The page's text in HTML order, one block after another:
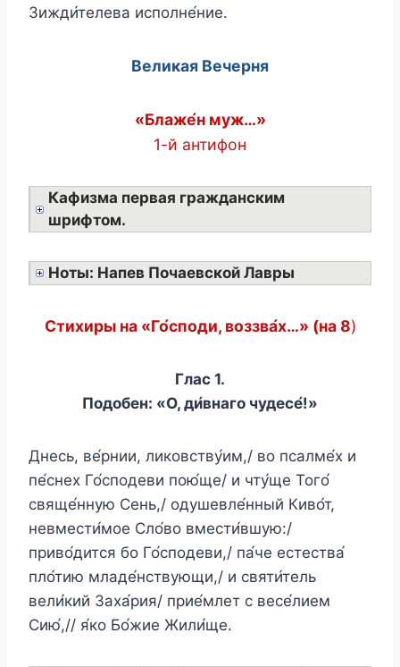
Зижди́телева исполне́ние.
Великая Вечерня
«Блаже́н муж…»
1-й антифон
Кафизма первая гражданским
шрифтом.
Ноты: Напев Почаевской Лавры
Стихиры на «Го́споди, воззва́х…» (на 8)
Глас 1.
Подобен: «О, ди́внаго чудесе́!»
Днесь, ве́рнии, ликовству́им,/ во псалме́х и
пе́снех Го́сподеви пою́ще/ и чту́ще Того́
свяще́нную Сень,/ одушевле́нный Киво́т,
невмести́мое Сло́во вмести́вшую:/
приво́дится бо Го́сподеви,/ па́че естества́
пло́тию младе́нствующи,/ и святи́тель
вели́кий Заха́рия/ прие́млет с весе́лием
Сию́,// я́ко Бо́жие Жили́ще.